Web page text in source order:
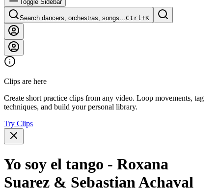
Toggle Sidebar
Search dancers, orchestras, songs…Ctrl+K
Clips are here
Create short practice clips from any video. Loop movements, tag
techniques, and build your personal library.
Try Clips
Yo soy el tango - Roxana
Suarez & Sebastian Achaval